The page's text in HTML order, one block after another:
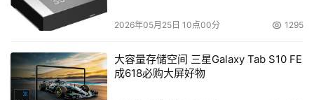
2026年05月25日 10点00分 1295
大容量存储空间 三星Galaxy Tab S10 FE
成618必购大屏好物